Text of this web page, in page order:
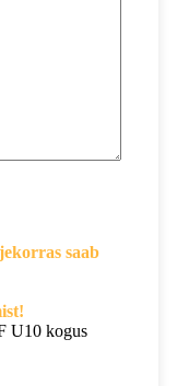
saab
U10 kogus